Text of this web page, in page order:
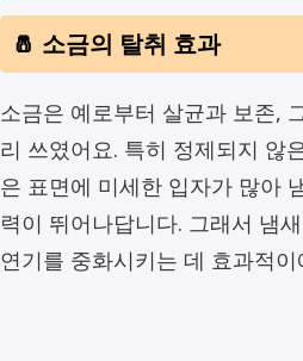
🧂 소금의 탈취 효과
소금은 예로부터 살균과 보존,
리 쓰였어요. 특히 정제되지 않
은 표면에 미세한 입자가 많아
력이 뛰어나답니다. 그래서 냄
연기를 중화시키는 데 효과적이